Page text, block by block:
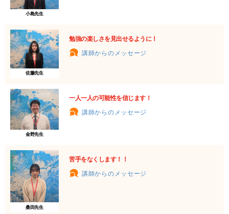
小島先生
佐藤先生
勉強の楽しさを見出せるように！
講師からのメッセージ
金野先生
一人一人の可能性を信じます！
講師からのメッセージ
桑田先生
苦手をなくします！！
講師からのメッセージ